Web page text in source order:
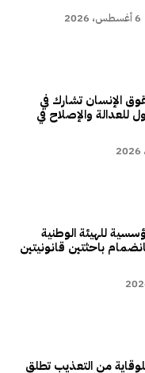
6 أغسطس، 2026
الإنسان تشارك في
للعدالة والإصلاح في
للهيئة الوطنية
باحثتين قانونيتين
من التعذيب تطلق